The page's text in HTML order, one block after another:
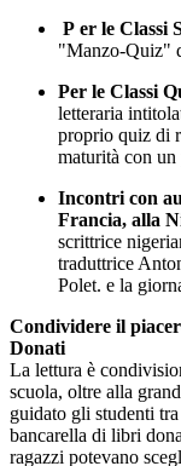
P er le Classi
"Manzo-Quiz"
Per le Classi
letteraria
proprio quiz di
maturità con
Incontri con
Francia, alla
scrittrice
traduttrice
Polet. e la
Condividere il
Donati
La lettura è
scuola, oltre alla
guidato gli studenti
bancarella di libri
ragazzi potevano